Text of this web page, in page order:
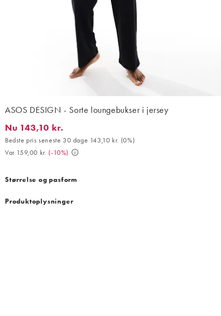
ASOS DESIGN - Sorte loungebukser i jersey
Nu 143,10 kr.. Bedste pris seneste 30 dage 143,10 kr. (0%). Var
Nu 143,10 kr.
Bedste pris seneste 30 dage 143,10 kr. (0%)
Var 159,00 kr. (-10%)
Størrelse og pasform
Produktoplysninger